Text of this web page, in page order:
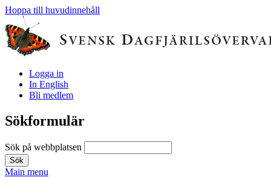
Hoppa till huvudinnehåll
Logga in
In English
Bli medlem
Sökformulär
Sök på webbplatsen
Main menu